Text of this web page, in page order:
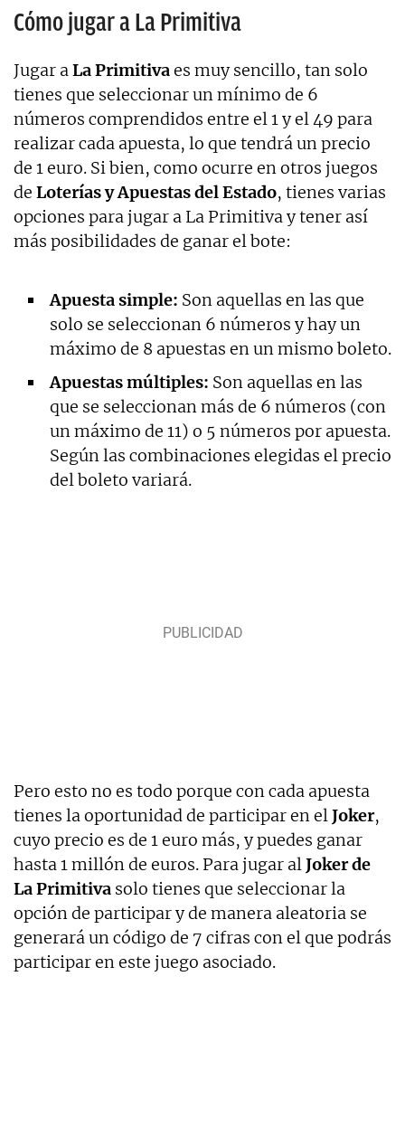
Cómo jugar a La Primitiva
Jugar aLa Primitivaes muy sencillo, tan solo
tienes que seleccionar un mínimo de 6
números comprendidos entre el 1 y el 49 para
realizar cada apuesta, lo que tendrá un precio
de 1 euro. Si bien, como ocurre en otros juegos
de Loterías y Apuestas del Estado, tienes varias
opciones para jugar a La Primitiva y tener así
más posibilidades de ganar el bote:
Apuesta simple: Son aquellas en las que
solo se seleccionan 6 números y hay un
máximo de 8 apuestas en un mismo boleto.
Apuestas múltiples: Son aquellas en las
que se seleccionan más de 6 números (con
un máximo de 11) o 5 números por apuesta.
Según las combinaciones elegidas el precio
del boleto variará.
Pero esto no es todo porque con cada apuesta
tienes la oportunidad de participar en elJoker,
cuyo precio es de 1 euro más, y puedes ganar
hasta 1 millón de euros. Para jugar alJoker de
La Primitiva solo tienes que seleccionar la
opción de participar y de manera aleatoria se
generará un código de 7 cifras con el que podrás
participar en este juego asociado.